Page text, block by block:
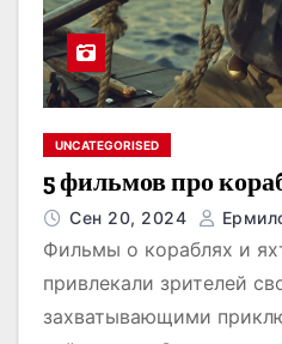
UNCATEGORISED
5 фильмов про
Сен 20, 2024
Фильмы о кораблях и
привлекали зрителей
захватывающими